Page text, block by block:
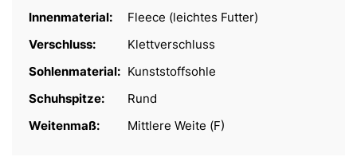
Innenmaterial:
Fleece (leichtes Futter)
Verschluss:
Klettverschluss
Sohlenmaterial: Kunststoffsohle
Schuhspitze:
Rund
Weitenmaß:
Mittlere Weite (F)